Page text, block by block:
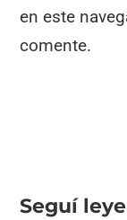
en este
comente.
Seguí